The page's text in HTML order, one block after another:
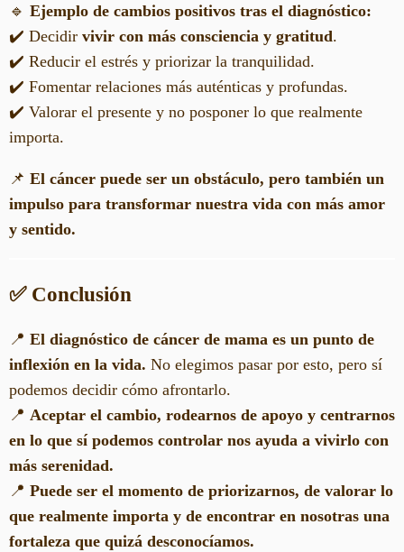
🔹 Ejemplo de cambios positivos tras el diagnóstico:
✔️ Decidir vivir con más consciencia y gratitud.
✔️ Reducir el estrés y priorizar la tranquilidad.
✔️ Fomentar relaciones más auténticas y profundas.
✔️ Valorar el presente y no posponer lo que realmente
importa.
📌 El cáncer puede ser un obstáculo, pero también un
impulso para transformar nuestra vida con más amor
y sentido.
✅ Conclusión
📍 El diagnóstico de cáncer de mama es un punto de
inflexión en la vida. No elegimos pasar por esto, pero sí
podemos decidir cómo afrontarlo.
📍 Aceptar el cambio, rodearnos de apoyo y centrarnos
en lo que sí podemos controlar nos ayuda a vivirlo con
más serenidad.
📍 Puede ser el momento de priorizarnos, de valorar lo
que realmente importa y de encontrar en nosotras una
fortaleza que quizá desconocíamos.